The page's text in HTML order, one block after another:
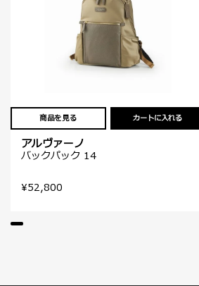
商品を見る カートに入れる
アルヴァーノ
バックパック 14
¥52,800